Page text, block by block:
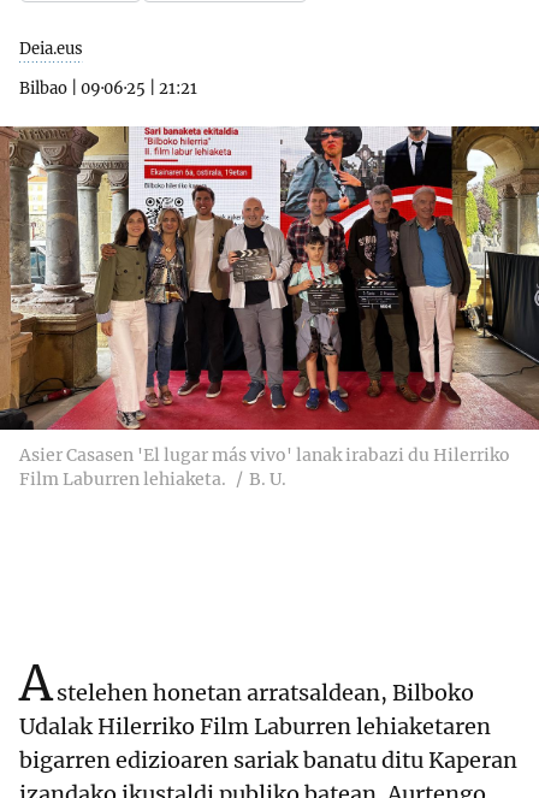
Deia.eus
Bilbao
09·06·25 21:21
Asier Casasen 'El lugar más vivo' lanak irabazi du Hilerriko
Film Laburren lehiaketa.
B. U.
Astelehen honetan arratsaldean, Bilboko
Udalak Hilerriko Film Laburren lehiaketaren
bigarren edizioaren sariak banatu ditu Kaperan